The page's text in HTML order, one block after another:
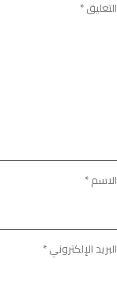
التعليق*
الاسم*
البريد الإلكتروني*